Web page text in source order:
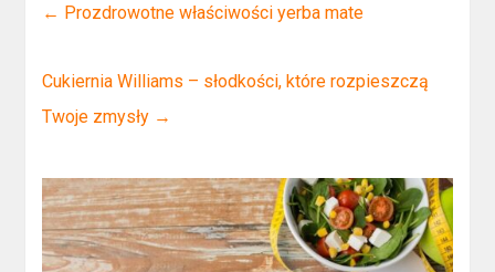
← Prozdrowotne właściwości yerba mate
Cukiernia Williams – słodkości, które rozpieszczą
Twoje zmysły →